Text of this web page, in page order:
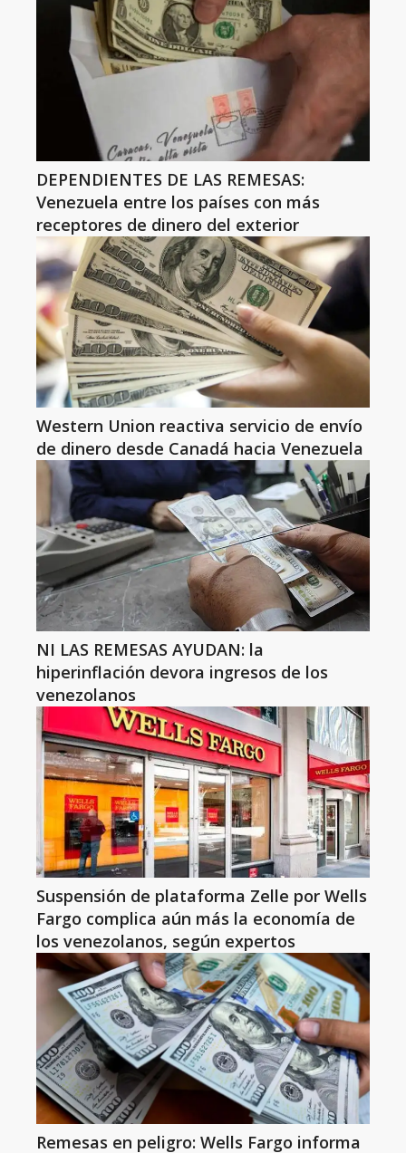
DEPENDIENTES DE LAS REMESAS:
Venezuela entre los países con más
receptores de dinero del exterior
Western Union reactiva servicio de envío
de dinero desde Canadá hacia Venezuela
NI LAS REMESAS AYUDAN: la
hiperinflación devora ingresos de los
venezolanos
Suspensión de plataforma Zelle por Wells
Fargo complica aún más la economía de
los venezolanos, según expertos
Remesas en peligro: Wells Fargo informa